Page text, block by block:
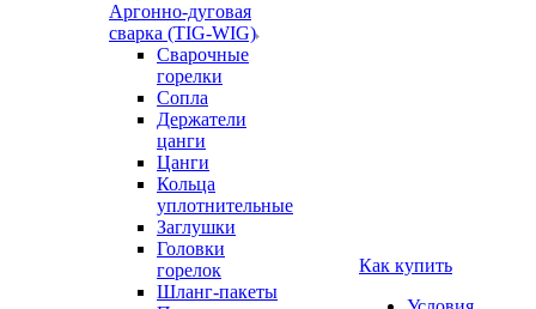
Аргонно-дуговая
сварка (TIG-WIG)
Сварочные
горелки
Сопла
Держатели
цанги
Цанги
Кольца
уплотнительные
Заглушки
Головки
горелок
Шланг-пакеты
Как купить